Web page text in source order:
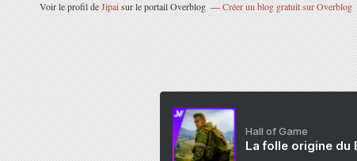
Voir le profil deJipaisur le portail Overblog Créer un blog gratuit sur Overblog
Hall of Game
La folle origine du